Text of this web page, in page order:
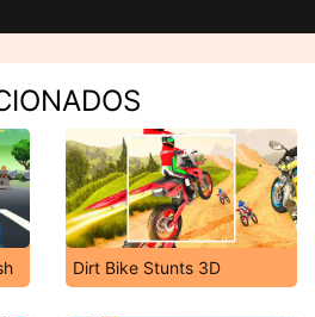
Dirt Bike Stunts 3D